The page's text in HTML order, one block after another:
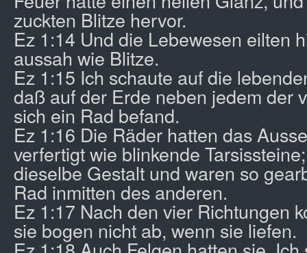
zuckten Blitze hervor.
Ez 1:14 Und die Lebewesen eilten
aussah wie Blitze.
Ez 1:15 Ich schaute auf die
daß auf der Erde neben jedem der
sich ein Rad befand.
Ez 1:16 Die Räder hatten das
verfertigt wie blinkende
dieselbe Gestalt und waren so
Rad inmitten des anderen.
Ez 1:17 Nach den vier Richtungen
sie bogen nicht ab, wenn sie liefen.